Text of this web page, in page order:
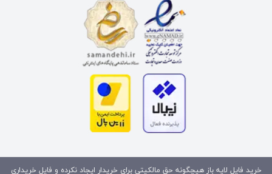
خرید فایل لایه باز هیچگونه حق مالکیتی برای خریدار ایجاد نکرده و فایل خریداری